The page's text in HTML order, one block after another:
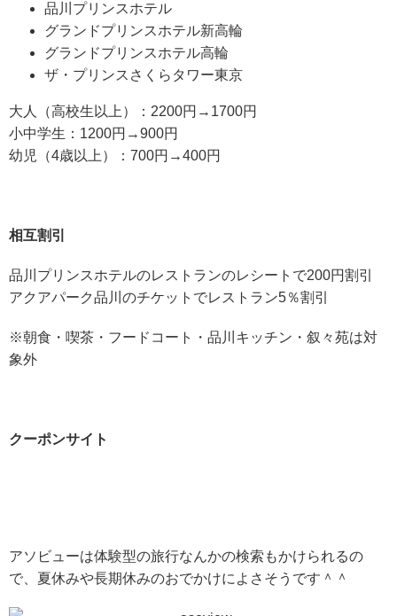
品川プリンスホテル
グランドプリンスホテル新高輪
グランドプリンスホテル高輪
ザ・プリンスさくらタワー東京
大人（高校生以上）：2200円→1700円
小中学生：1200円→900円
幼児（4歳以上）：700円→400円
相互割引
品川プリンスホテルのレストランのレシートで200円割引
アクアパーク品川のチケットでレストラン5％割引
※朝食・喫茶・フードコート・品川キッチン・叙々苑は対
象外
クーポンサイト
アソビューは体験型の旅行なんかの検索もかけられるの
で、夏休みや長期休みのおでかけによさそうです＾＾